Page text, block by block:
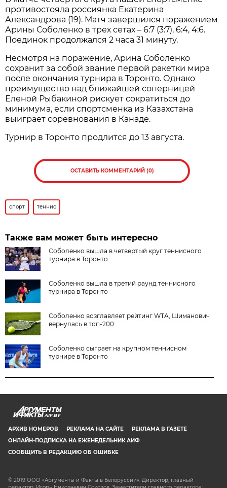
противостояла россиянка Екатерина
Александрова (19). Матч завершился поражением
Арины Соболенко в трех сетах – 6:7 (3:7), 6:4, 4:6.
Поединок продолжался 2 часа 31 минуту.
Несмотря на поражение, Арина Соболенко
сохранит за собой звание первой ракетки мира
после окончания турнира в Торонто. Однако
преимущество над ближайшей соперницей
Еленой Рыбакиной рискует сократиться до
минимума, если спортсменка из Казахстана
выиграет соревнования в Канаде.
Турнир в Торонто продлится до 13 августа.
ОСТАВИТЬ КОММЕНТАРИЙ (0)
спорт теннис
Также вам может быть интересно
Соболенко вышла в четвертый круг теннисного
турнира в Торонто
Соболенко вышла в третий раунд теннисного
турнира в Торонто
Соболенко возглавляет рейтинг WTA, Шиманович
вернулась в топ-200
Соболенко сыграет на крупном теннисном
турнире в Торонто
AIF.BY
АРХИВ НОМЕРОВ РЕКЛАМА НА САЙТЕ
РЕКЛАМА В ГАЗЕТЕ
ОНЛАЙН-ПОДПИСКА НА ЕЖЕНЕДЕЛЬНИК АИФ
СООБЩИТЬ В РЕДАКЦИЮ ОБ ОШИБКЕ
© 2019 ООО «Аргументы и Факты в Белоруссии». Директор, главный